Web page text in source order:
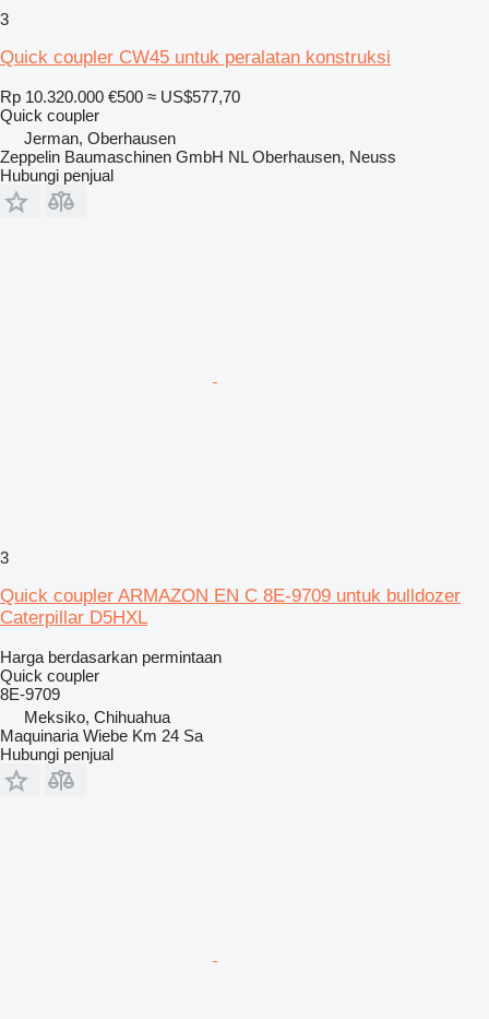
3
Quick coupler CW45 untuk peralatan konstruksi
Rp 10.320.000 €500 ≈ US$577,70
Quick coupler
Jerman, Oberhausen
Zeppelin Baumaschinen GmbH NL Oberhausen, Neuss
Hubungi penjual
3
Quick coupler ARMAZON EN C 8E-9709 untuk bulldozer
Caterpillar D5HXL
Harga berdasarkan permintaan
Quick coupler
8E-9709
Meksiko, Chihuahua
Maquinaria Wiebe Km 24 Sa
Hubungi penjual